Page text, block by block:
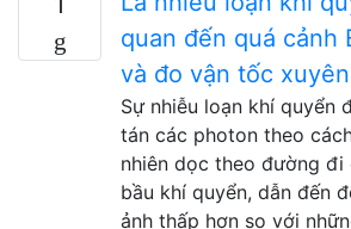
quan đến quá cảnh
và đo vận tốc
Sự nhiễu loạn khí quyển
tán các photon theo
nhiên dọc theo đường đi
bầu khí quyển, dẫn đến
ảnh thấp hơn so với